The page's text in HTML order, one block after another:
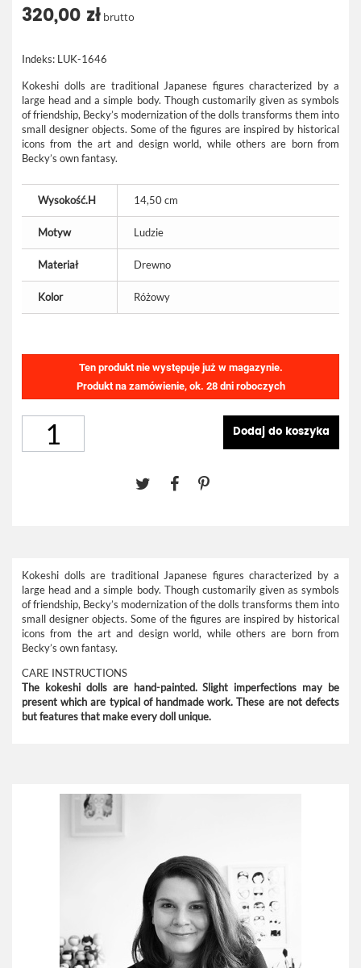
320,00 zł brutto
Indeks: LUK-1646
Kokeshi dolls are traditional Japanese figures characterized by a
large head and a simple body. Though customarily given as symbols
of friendship, Becky’s modernization of the dolls transforms them into
small designer objects. Some of the figures are inspired by historical
icons from the art and design world, while others are born from
Becky’s own fantasy.
Wysokość.H 14,50 cm
Motyw Ludzie
Materiał Drewno
Kolor Różowy
Ten produkt nie występuje już w magazynie.
Produkt na zamówienie, ok. 28 dni roboczych
Dodaj do koszyka
Kokeshi dolls are traditional Japanese figures characterized by a
large head and a simple body. Though customarily given as symbols
of friendship, Becky’s modernization of the dolls transforms them into
small designer objects. Some of the figures are inspired by historical
icons from the art and design world, while others are born from
Becky’s own fantasy.
CARE INSTRUCTIONS
The kokeshi dolls are hand-painted. Slight imperfections may be
present which are typical of handmade work. These are not defects
but features that make every doll unique.